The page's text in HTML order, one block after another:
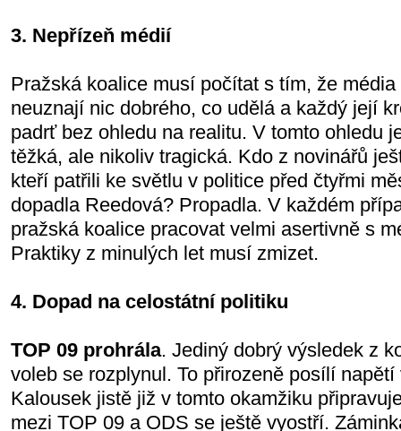
3. Nepřízeň médií
Pražská koalice musí počítat s tím, že
neuznají nic dobrého, co udělá a každý její
padrť bez ohledu na realitu. V tomto ohledu
těžká, ale nikoliv tragická. Kdo z novinářů
kteří patřili ke světlu v politice před čtyřmi
dopadla Reedová? Propadla. V každém
pražská koalice pracovat velmi asertivně s
Praktiky z minulých let musí zmizet.
4. Dopad na celostátní politiku
TOP 09 prohrála. Jediný dobrý výsledek z
voleb se rozplynul. To přirozeně posílí
Kalousek jistě již v tomto okamžiku
mezi TOP 09 a ODS se ještě vyostří.